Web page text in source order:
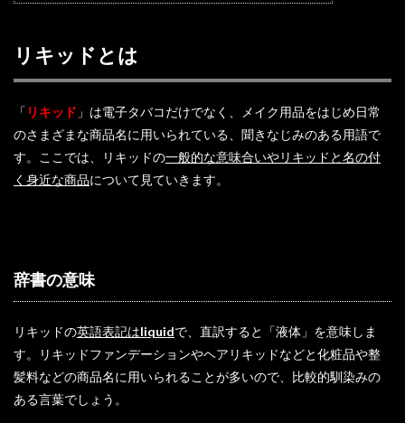
リキッドとは
「 リキッド 」は電子タバコだけでなく、メイク用品をはじめ日常
のさまざまな商品名に用いられている、聞きなじみのある用語で
す。ここでは、リキッドの一般的な意味合いやリキッドと名の付
く身近な商品について見ていきます。
辞書の意味
リキッドの英語表記はliquidで、直訳すると「液体」を意味しま
す。リキッドファンデーションやヘアリキッドなどと化粧品や整
髪料などの商品名に用いられることが多いので、比較的馴染みの
ある言葉でしょう。